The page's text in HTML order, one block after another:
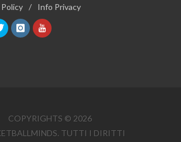
/ Info Privacy
COPYRIGHTS © 2026
TUTTI I DIRITTI